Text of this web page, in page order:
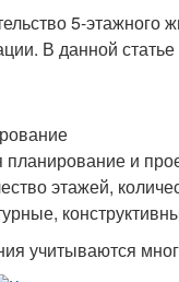
5-этажного
В данной
и
этажей,
учитываются